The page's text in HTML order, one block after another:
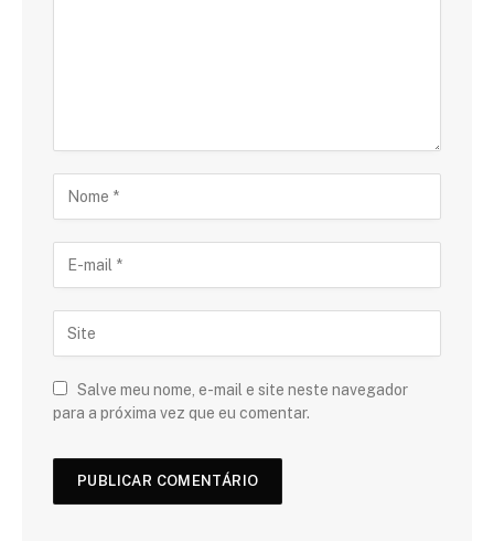
Salve meu nome, e-mail e site neste navegador
para a próxima vez que eu comentar.